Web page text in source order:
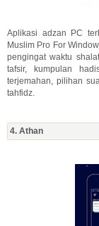
Aplikasi adzan PC
Muslim Pro For
pengingat waktu
tafsir, kumpulan
terjemahan, pilihan
tahfidz.
4. Athan